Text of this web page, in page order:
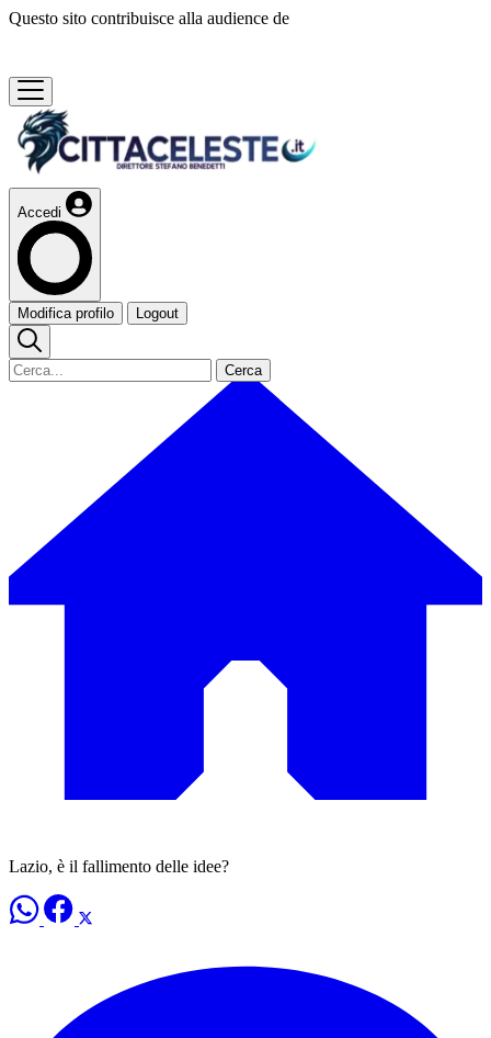
Questo sito contribuisce alla audience de
Accedi
Modifica profilo Logout
Cerca
Lazio, è il fallimento delle idee?